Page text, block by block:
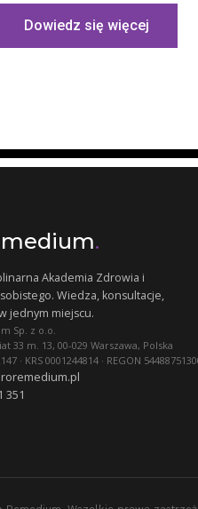
Dowiedz się więcej
.
Akademia Zdrowia i
Wiedza, konsultacje,
jednym miejscu.
Sp. z o.o.
33 m. 13, 00-029 Warszawa, Polska
· KRS 0001244814 · REGON
351